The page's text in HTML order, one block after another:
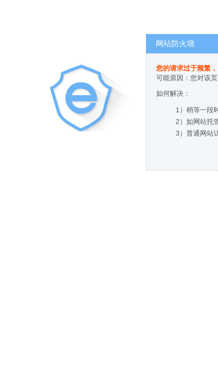
网站防火墙
您的请求过于频繁
可能原因：您对该
如何解决：
1）稍等一段
2）如网站托
3）普通网站